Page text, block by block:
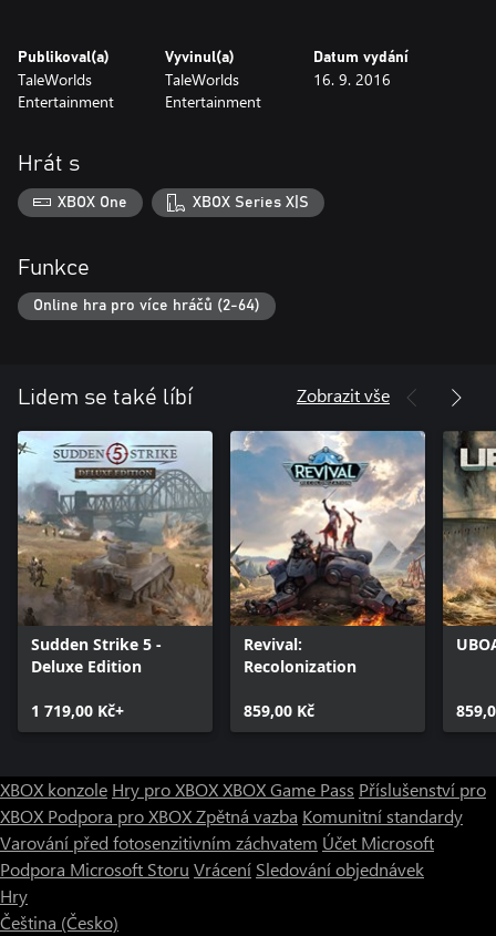
Publikoval(a)
TaleWorlds
Entertainment
Vyvinul(a)
TaleWorlds
Entertainment
Datum vydání
16. 9. 2016
Hrát s
XBOX One XBOX Series X|S
Funkce
Online hra pro více hráčů (2-64)
Lidem se také líbí Zobrazit vše
Sudden Strike 5 -
Deluxe Edition
1 719,00 Kč+
Revival:
Recolonization
859,00 Kč
XBOX konzole Hry pro XBOXXBOX Game Pass Příslušenství pro
XBOX Podpora pro XBOXZpětná vazba Komunitní standardy
Varování před fotosenzitivním záchvatem Účet Microsoft
Podpora Microsoft Storu Vrácení Sledování objednávek
Hry
Čeština (Česko)